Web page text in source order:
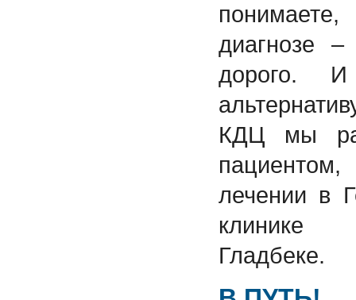
диагнозе
дорого.
КДЦ мы
лечении в
клинике
Гладбеке.